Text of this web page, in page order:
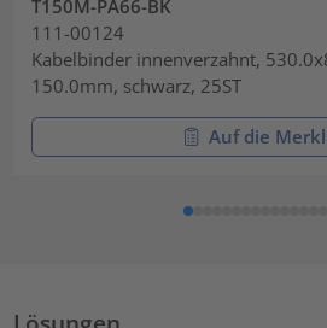
T150M-PA66-BK
111-00124
Kabelbinder innenverzahnt,
150.0mm, schwarz, 25ST
Auf die